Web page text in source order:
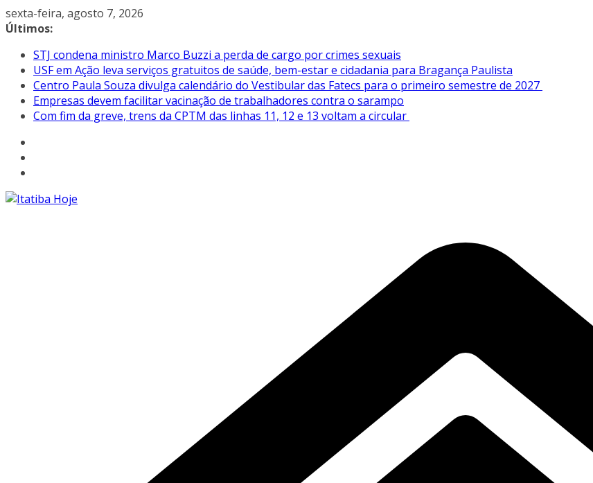
Pular
para
conteúdo
sexta-feira, agosto 7, 2026
Últimos:
STJ condena ministro Marco Buzzi a perda de cargo por crimes sexuais
USF em Ação leva serviços gratuitos de saúde, bem-estar e cidadania para Bragança Paulista
Centro Paula Souza divulga calendário do Vestibular das Fatecs para o primeiro semestre de 2027
Empresas devem facilitar vacinação de trabalhadores contra o sarampo
Com fim da greve, trens da CPTM das linhas 11, 12 e 13 voltam a circular